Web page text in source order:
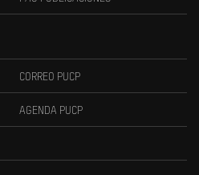
CORREO PUCP
AGENDA PUCP